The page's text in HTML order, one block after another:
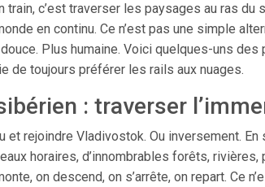
train, c’est traverser les paysages au ras
en continu. Ce n’est pas une simple
Plus humaine. Voici quelques-uns des
de toujours préférer les rails aux nuages.
: traverser
et rejoindre Vladivostok. Ou inversement.
horaires, d’innombrables forêts,
on descend, on s’arrête, on repart. Ce